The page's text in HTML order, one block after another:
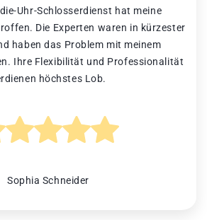
Uhr-Schlosserdienst hat meine
Die Experten waren in kürzester
haben das Problem mit meinem
Ihre Flexibilität und Professionalität
höchstes Lob.
Sophia Schneider